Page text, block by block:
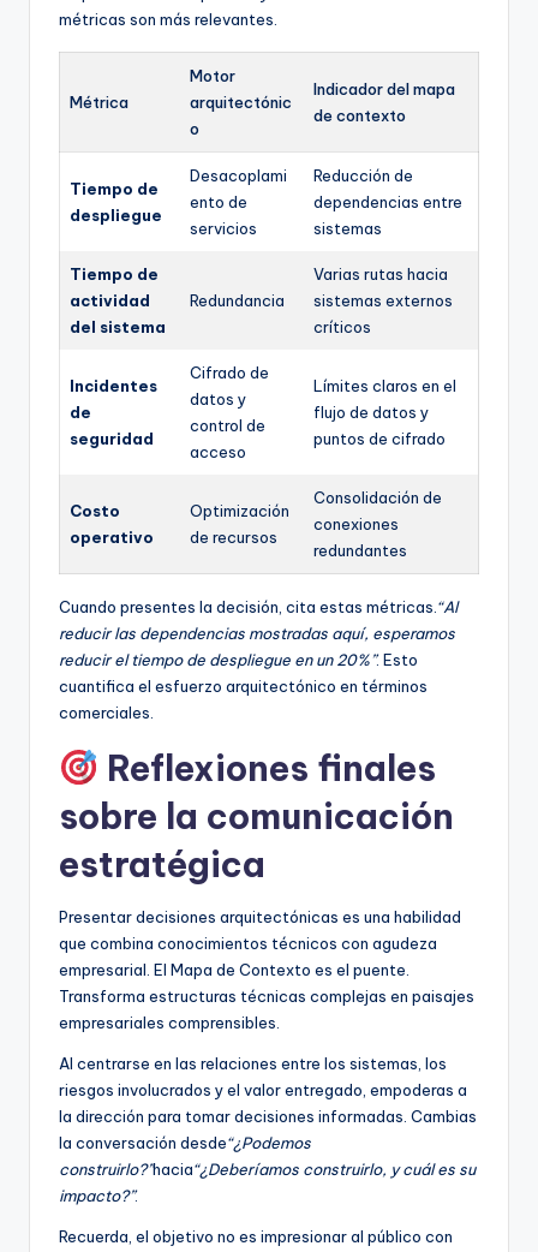
métricas son más relevantes.
Métrica
Motor
arquitectónic
o
Indicador del mapa
de contexto
Tiempo de
despliegue
Desacoplami
ento de
servicios
Reducción de
dependencias entre
sistemas
Tiempo de
actividad
del sistema
Redundancia
Varias rutas hacia
sistemas externos
críticos
Incidentes
de
seguridad
Cifrado de
datos y
control de
acceso
Límites claros en el
flujo de datos y
puntos de cifrado
Costo
operativo
Optimización
de recursos
Consolidación de
conexiones
redundantes
Cuando presentes la decisión, cita estas métricas.“Al
reducir las dependencias mostradas aquí, esperamos
reducir el tiempo de despliegue en un 20%”. Esto
cuantifica el esfuerzo arquitectónico en términos
comerciales.
Reflexiones finales
sobre la comunicación
estratégica
Presentar decisiones arquitectónicas es una habilidad
que combina conocimientos técnicos con agudeza
empresarial. El Mapa de Contexto es el puente.
Transforma estructuras técnicas complejas en paisajes
empresariales comprensibles.
Al centrarse en las relaciones entre los sistemas, los
riesgos involucrados y el valor entregado, empoderas a
la dirección para tomar decisiones informadas. Cambias
la conversación desde“¿Podemos
construirlo?”hacia“¿Deberíamos construirlo, y cuál es su
impacto?”.
Recuerda, el objetivo no es impresionar al público con